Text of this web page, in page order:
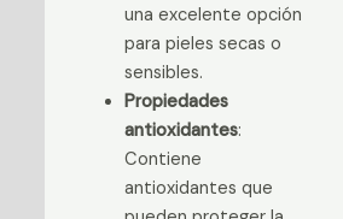
una excelente opción
para pieles secas o
sensibles.
Propiedades
antioxidantes:
Contiene
antioxidantes que